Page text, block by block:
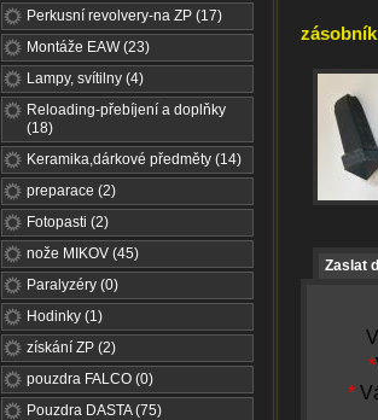
Perkusní revolvery-na ZP (17)
Montáže EAW (23)
Lampy, svítilny (4)
Reloading-přebíjení a doplňky
(18)
Keramika,dárkové předměty (14)
preparace (2)
Fotopasti (2)
nože MIKOV (45)
Paralyzéry (0)
Hodinky (1)
získání ZP (2)
pouzdra FALCO (0)
Pouzdra DASTA (75)
Zaslat
*
*